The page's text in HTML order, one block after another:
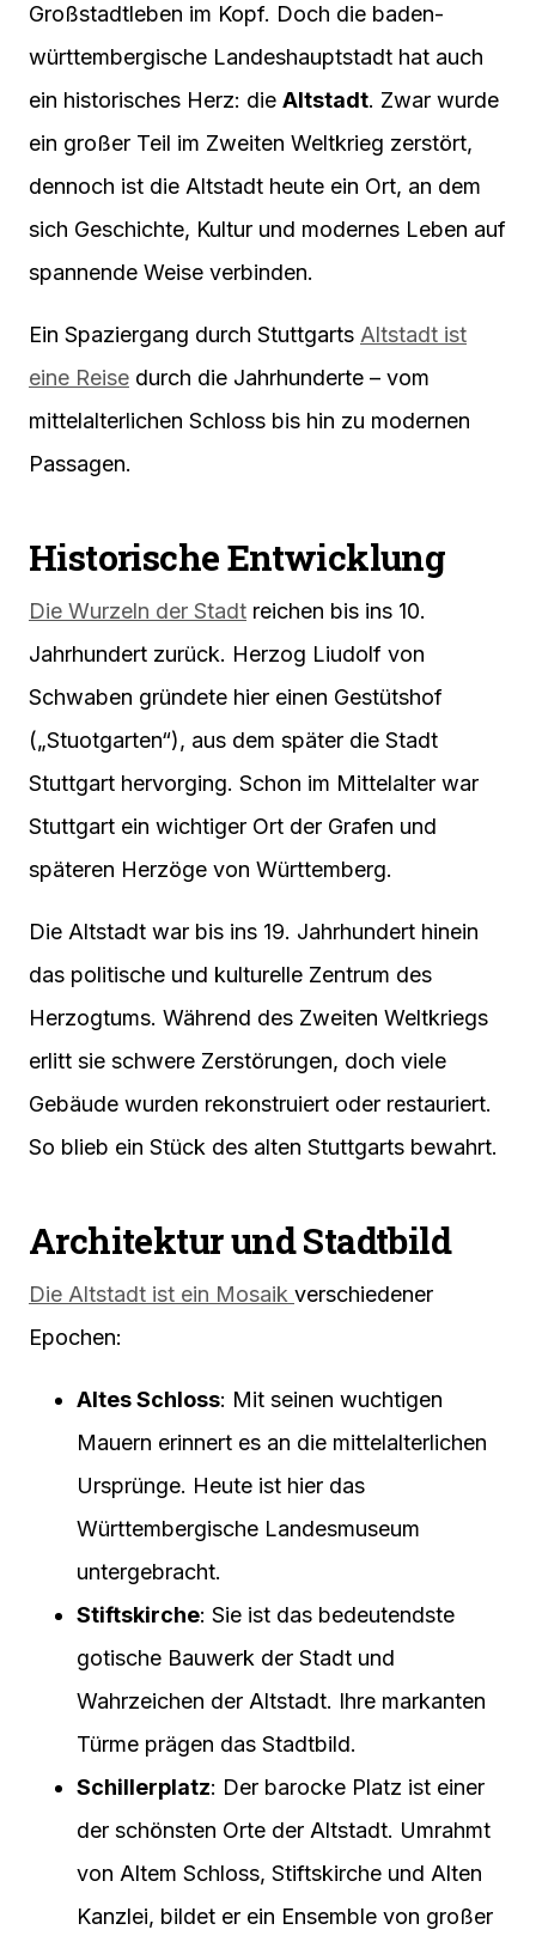
Großstadtleben im Kopf. Doch die baden-
württembergische Landeshauptstadt hat auch
ein historisches Herz: die Altstadt. Zwar wurde
ein großer Teil im Zweiten Weltkrieg zerstört,
dennoch ist die Altstadt heute ein Ort, an dem
sich Geschichte, Kultur und modernes Leben auf
spannende Weise verbinden.
Ein Spaziergang durch Stuttgarts Altstadt ist
eine Reise durch die Jahrhunderte – vom
mittelalterlichen Schloss bis hin zu modernen
Passagen.
Historische Entwicklung
Die Wurzeln der Stadt reichen bis ins 10.
Jahrhundert zurück. Herzog Liudolf von
Schwaben gründete hier einen Gestütshof
(„Stuotgarten“), aus dem später die Stadt
Stuttgart hervorging. Schon im Mittelalter war
Stuttgart ein wichtiger Ort der Grafen und
späteren Herzöge von Württemberg.
Die Altstadt war bis ins 19. Jahrhundert hinein
das politische und kulturelle Zentrum des
Herzogtums. Während des Zweiten Weltkriegs
erlitt sie schwere Zerstörungen, doch viele
Gebäude wurden rekonstruiert oder restauriert.
So blieb ein Stück des alten Stuttgarts bewahrt.
Architektur und Stadtbild
Die Altstadt ist ein Mosaik verschiedener
Epochen:
Altes Schloss: Mit seinen wuchtigen
Mauern erinnert es an die mittelalterlichen
Ursprünge. Heute ist hier das
Württembergische Landesmuseum
untergebracht.
Stiftskirche: Sie ist das bedeutendste
gotische Bauwerk der Stadt und
Wahrzeichen der Altstadt. Ihre markanten
Türme prägen das Stadtbild.
Schillerplatz: Der barocke Platz ist einer
der schönsten Orte der Altstadt. Umrahmt
von Altem Schloss, Stiftskirche und Alten
Kanzlei, bildet er ein Ensemble von großer